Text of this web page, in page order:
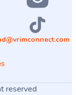
reserved